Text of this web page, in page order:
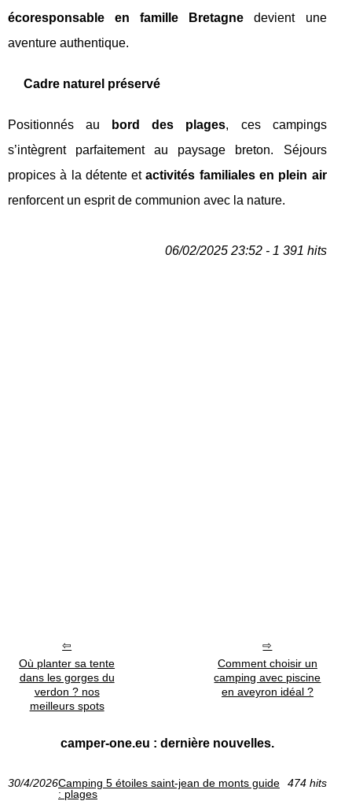
écoresponsable en famille Bretagne devient une
aventure authentique.
Cadre naturel préservé
Positionnés au bord des plages, ces campings
s’intègrent parfaitement au paysage breton. Séjours
propices à la détente etactivités familiales en plein air
renforcent un esprit de communion avec la nature.
06/02/2025 23:52 - 1 391 hits
Où planter sa tente
dans les gorges du
verdon ? nos
meilleurs spots
Comment choisir un
camping avec piscine
en aveyron idéal ?
camper-one.eu : dernière nouvelles.
30/4/2026Camping 5 étoiles saint-jean de monts guide
: plages
474 hits